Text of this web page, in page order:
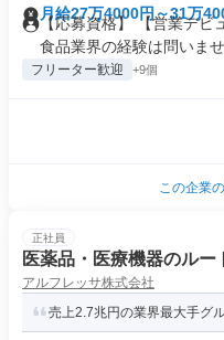
月給27万4000円～31万
【応募資格】 【営業デビ
食品業界の経験は問いませ
フリーター歓迎 +9個
この企業
正社員
医薬品・医療機器のルー
アルフレッサ株式会社
売上2.7兆円の業界最大手グ